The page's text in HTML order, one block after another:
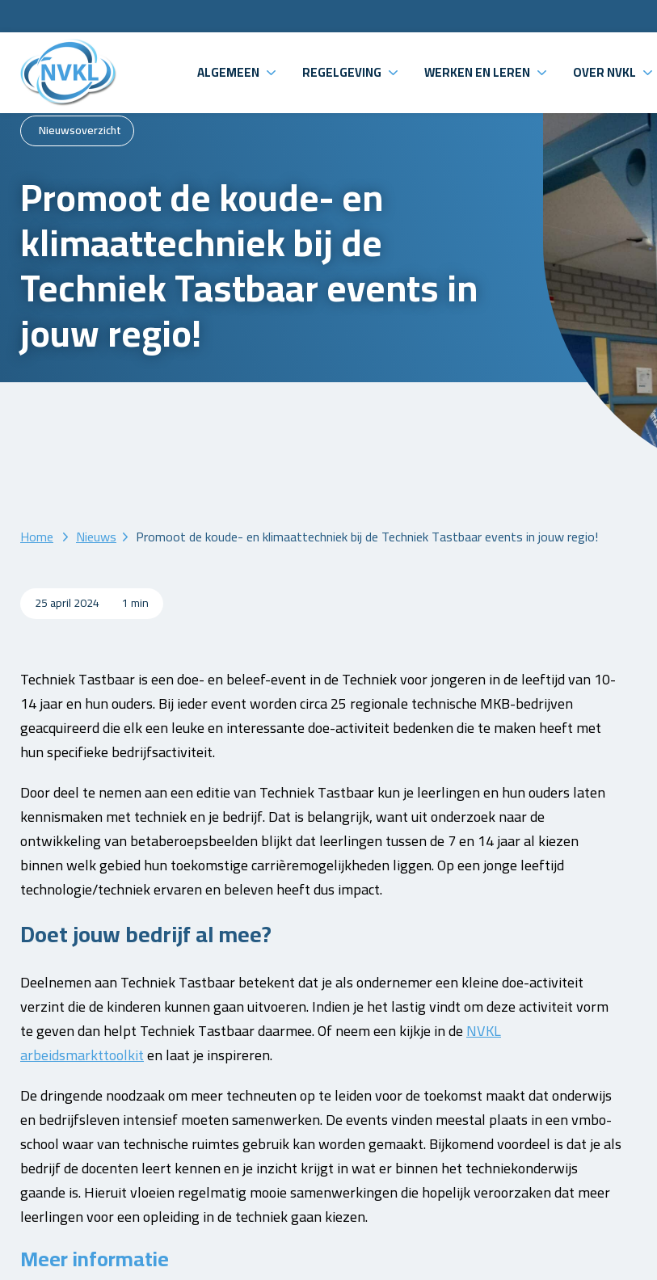
ALGEMEEN REGELGEVING WERKEN EN LEREN OVER NVKL
Nieuwsoverzicht
Promoot de koude- en
klimaattechniek bij de
Techniek Tastbaar events in
jouw regio!
Home Nieuws Promoot de koude- en klimaattechniek bij de Techniek Tastbaar events in jouw regio!
25 april 2024 1 min
Techniek Tastbaar is een doe- en beleef-event in de Techniek voor jongeren in de leeftijd van 10-
14 jaar en hun ouders. Bij ieder event worden circa 25 regionale technische MKB-bedrijven
geacquireerd die elk een leuke en interessante doe-activiteit bedenken die te maken heeft met
hun specifieke bedrijfsactiviteit.
Door deel te nemen aan een editie van Techniek Tastbaar kun je leerlingen en hun ouders laten
kennismaken met techniek en je bedrijf. Dat is belangrijk, want uit onderzoek naar de
ontwikkeling van betaberoepsbeelden blijkt dat leerlingen tussen de 7 en 14 jaar al kiezen
binnen welk gebied hun toekomstige carrièremogelijkheden liggen. Op een jonge leeftijd
technologie/techniek ervaren en beleven heeft dus impact.
Doet jouw bedrijf al mee?
Deelnemen aan Techniek Tastbaar betekent dat je als ondernemer een kleine doe-activiteit
verzint die de kinderen kunnen gaan uitvoeren. Indien je het lastig vindt om deze activiteit vorm
te geven dan helpt Techniek Tastbaar daarmee. Of neem een kijkje in deNVKL
arbeidsmarkttoolkiten laat je inspireren.
De dringende noodzaak om meer techneuten op te leiden voor de toekomst maakt dat onderwijs
en bedrijfsleven intensief moeten samenwerken. De events vinden meestal plaats in een vmbo-
school waar van technische ruimtes gebruik kan worden gemaakt. Bijkomend voordeel is dat je als
bedrijf de docenten leert kennen en je inzicht krijgt in wat er binnen het techniekonderwijs
gaande is. Hieruit vloeien regelmatig mooie samenwerkingen die hopelijk veroorzaken dat meer
leerlingen voor een opleiding in de techniek gaan kiezen.
Meer informatie